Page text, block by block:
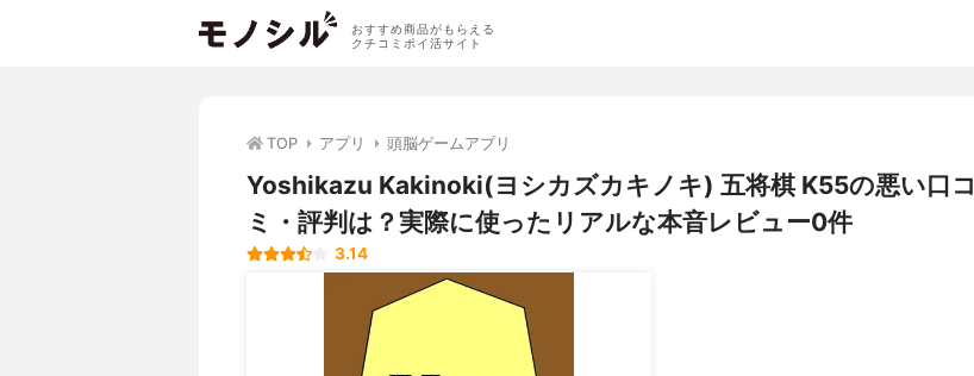
おすすめ商品がもらえる
クチコミポイ活サイト
TOP アプリ 頭脳ゲームアプリ
Yoshikazu Kakinoki(ヨシカズカキノキ) 五将棋 K55の悪い口コ
ミ・評判は？実際に使ったリアルな本音レビュー0件
3.14